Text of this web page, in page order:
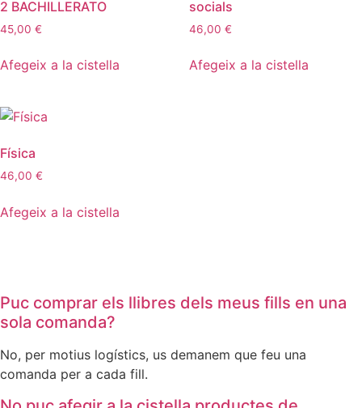
2 BACHILLERATO
45,00 €
Afegeix a la cistella
socials
46,00 €
Afegeix a la cistella
Física
46,00 €
Afegeix a la cistella
Puc comprar els llibres dels meus fills en una
sola comanda?
No, per motius logístics, us demanem que feu una
comanda per a cada fill.